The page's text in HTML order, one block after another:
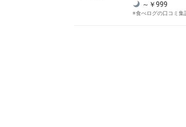
～￥999
※食べログの口コミ集